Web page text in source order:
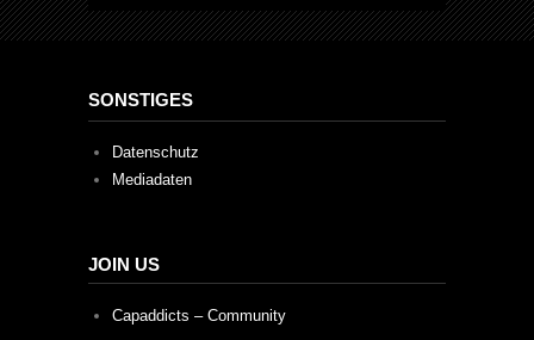
SONSTIGES
Datenschutz
Mediadaten
JOIN US
Capaddicts – Community